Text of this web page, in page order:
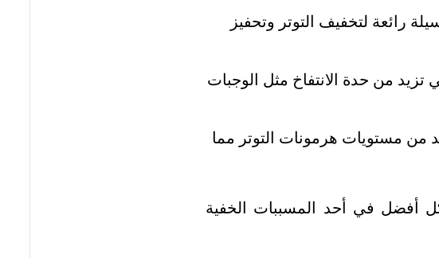
رائعة لتخفيف التوتر وتحفيز
تزيد من حدة الانتفاخ مثل الوجبات
مستويات هرمونات التوتر مما
أفضل في أحد المسببات الخفية